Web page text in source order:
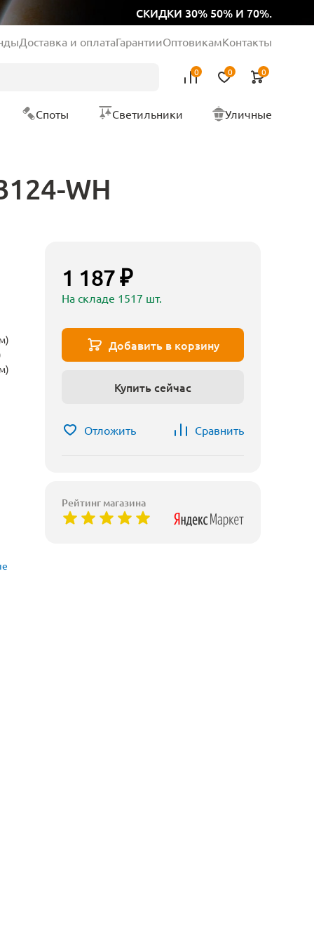
СКИДКИ 30% 50% И 70%.
Доставка и оплатаГарантииОптовикамКонтакты
0 0 0
Споты Светильники Уличные
WH
1 187 ₽
На складе 1517 шт.
Добавить в корзину
Купить сейчас
Отложить Сравнить
Рейтинг магазина